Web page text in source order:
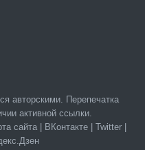
авторскими. Перепечатка
активной ссылки.
сайта| ВКонтакте| Twitter|